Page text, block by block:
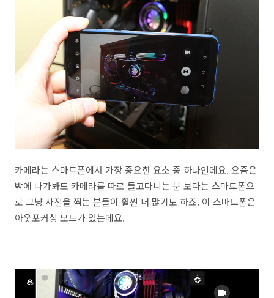
카메라는 스마트폰에서 가장 중요한 요소 중 하나인데요. 요즘은
밖에 나가봐도 카메라를 따로 들고다니는 분 보다는 스마트폰으
로 그냥 사진을 찍는 분들이 훨씬 더 많기도 하죠. 이 스마트폰은
아웃포커싱 모드가 있는데요.